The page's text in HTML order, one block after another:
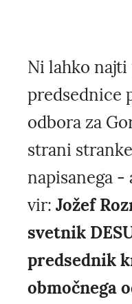
Ni lahko
predsednice
odbora za
strani
napisanega -
vir: Jožef
svetnik
predsednik
območnega